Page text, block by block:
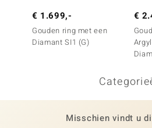
€ 1.699,-
Gouden ring met een
Diamant SI1 (G)
€
Misschien vindt u